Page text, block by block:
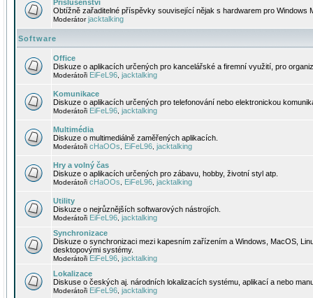
Příslušenství
Obtížně zařaditelné příspěvky související nějak s hardwarem pro Windows
Moderátorjacktalking
Software
Office
Diskuze o aplikacích určených pro kancelářské a firemní využití, pro
Moderátoři EiFeL96 jacktalking
Komunikace
Diskuze o aplikacích určených pro telefonování nebo elektronickou
Moderátoři EiFeL96 jacktalking
Multimédia
Diskuze o multimediálně zaměřených aplikacích.
Moderátoři cHaOOs EiFeL96 jacktalking
Hry a volný čas
Diskuze o aplikacích určených pro zábavu, hobby, životní styl atp.
Moderátoři cHaOOs EiFeL96 jacktalking
Utility
Diskuze o nejrůznějších softwarových nástrojích.
Moderátoři EiFeL96 jacktalking
Synchronizace
Diskuze o synchronizaci mezi kapesním zařízením a Windows, MacOS,
desktopovými systémy.
Moderátoři EiFeL96 jacktalking
Lokalizace
Diskuse o českých aj. národních lokalizacích systému, aplikací a nebo
Moderátoři EiFeL96 jacktalking